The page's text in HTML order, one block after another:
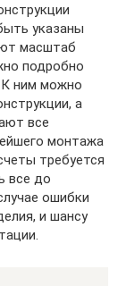
указаны
масштаб
подробно
К ним можно
а
все
монтажа
требуется
все до
ошибки
и шансу